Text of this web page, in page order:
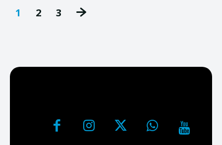
1 2 3